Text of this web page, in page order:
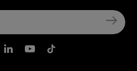
Facebook
Instagram
Belkin LInkedIn
Belkin Youtube
Belkin